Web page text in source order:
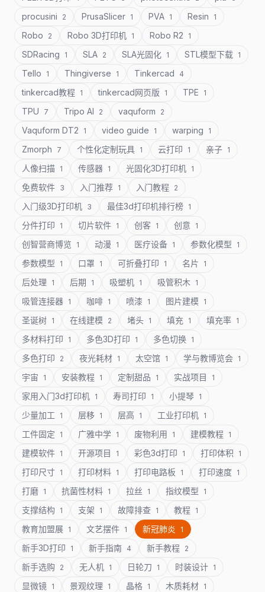
procusini 2 PrusaSlicer 1 PVA 1 Resin 1
Robo 2 Robo 3D打印机 1 Robo R2 1
SDRacing 1 SLA 2 SLA光固化 1 STL模型下载 1
Tello 1 Thingiverse 1 Tinkercad 4
tinkercad教程 1 tinkercad网页版 1 TPE 1
TPU 7 Tripo AI 2 vaquform 2
Vaquform DT2 1 video guide 1 warping 1
Zmorph 7 个性化定制玩具 1 云打印 1 亲子 1
人像扫描 1 传感器 1 光固化3D打印机 1
免费软件 3 入门推荐 1 入门教程 2
入门级3D打印机 3 最佳3d打印机排行榜 1
分件打印 1 切片软件 1 创客 1 创意 1
创智营商博览 1 动漫 1 医疗设备 1 参数化模型 1
参数模型 1 口罩 1 可折叠打印 1 名片 1
后处理 1 后期 1 吸塑机 1 吸管积木 1
吸管连接器 1 咖啡 1 喷漆 1 图片建模 1
圣诞树 1 在线建模 2 堵头 1 填充 1 填充率 1
多材料打印 1 多色3D打印 1 多色切换 1
多色打印 2 夜光耗材 1 太空馆 1 学与教博览会 1
宇宙 1 安装教程 1 定制甜品 1 实战项目 1
家用入门3d打印机 1 寿司打印 1 小提琴 1
少量加工 1 层移 1 层高 1 工业打印机 1
工件固定 1 广雅中学 1 废物利用 1 建模教程 1
建模软件 1 开源项目 1 彩色3d打印 1 打印体积 1
打印尺寸 1 打印材料 1 打印电路板 1 打印速度 1
打磨 1 抗菌性材料 1 拉丝 1 指纹模型 1
支撑结构 1 支架 1 故障排查 1 教程 1
教育加盟展 1 文艺摆件 1 新冠肺炎 1
新手3D打印 1 新手指南 4 新手教程 2
新手选购 2 无人机 1 日轮刀 1 时装设计 1
显微镜 1 景观纹理 1 晶格 1 木质耗材 1